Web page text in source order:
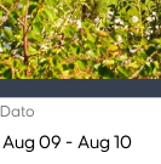
Dato